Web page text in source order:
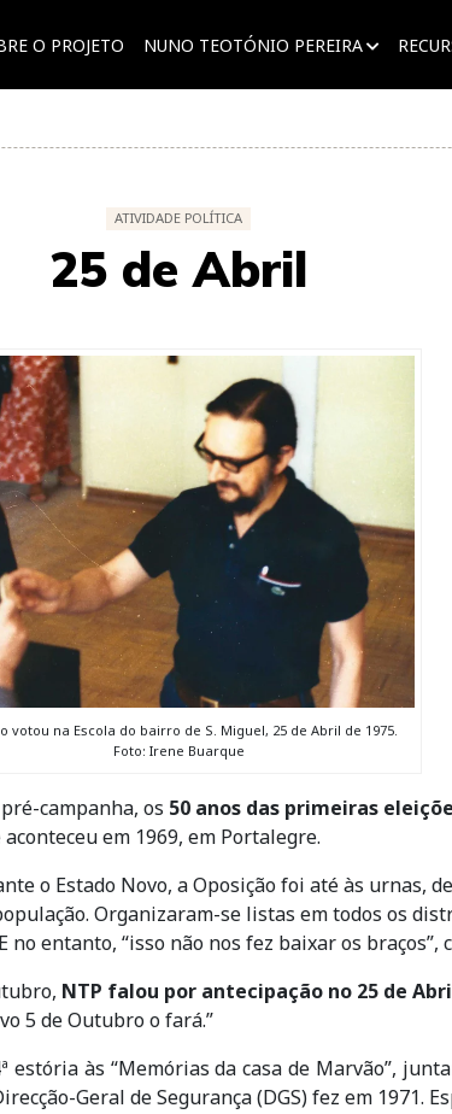
O PROJETO NUNO TEOTÓNIO PEREIRA
ATIVIDADE POLÍTICA
25 de Abril
votou na Escola do bairro de S. Miguel, 25 de Abril de 1975.
Foto: Irene Buarque
campanha, os 50 anos das primeiras
em 1969, em Portalegre.
o Estado Novo, a Oposição foi até às urnas,
Organizaram-se listas em todos os
entanto, “isso não nos fez baixar os braços”,
NTP falou por antecipação no 25 de
5 de Outubro o fará.”
às “Memórias da casa de Marvão”,
Geral de Segurança (DGS) fez em 1971.